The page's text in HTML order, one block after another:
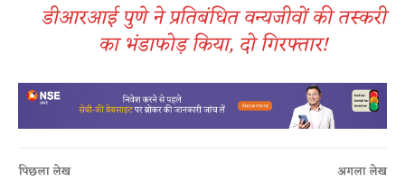
डीआरआई पुणे ने प्रतिबंधित वन्यजीवों की तस्करी
का भंडाफोड़ किया, दो गिरफ्तार!
पिछला लेख अगला लेख